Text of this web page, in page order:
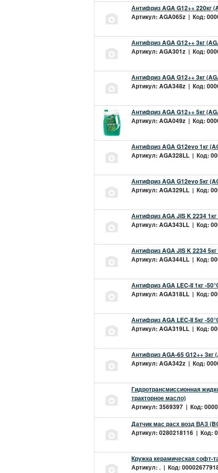
Антифриз AGA G12++ 220кг
Артикул: AGA065z | Код:
Антифриз AGA G12++ 3кг
Артикул: AGA301z | Код:
Антифриз AGA G12++ 3кг
Артикул: AGA348z | Код:
Антифриз AGA G12++ 5кг
Артикул: AGA049z | Код:
Антифриз AGA G12evo 1кг
Артикул: AGA328LL | Код:
Антифриз AGA G12evo 5кг
Артикул: AGA329LL | Код:
Антифриз AGA JIS K 2234
Артикул: AGA343LL | Код:
Антифриз AGA JIS K 2234
Артикул: AGA344LL | Код:
Антифриз AGA LEC-II 1кг -
Артикул: AGA318LL | Код:
Антифриз AGA LEC-II 5кг -
Артикул: AGA319LL | Код:
Антифриз AGA-65 G12++ 3кг
Артикул: AGA342z | Код:
Гидротрансмиссионная
тракторное масло)
Артикул: 3569397 | Код:
Датчик мас расх возд ВАЗ
Артикул: 0280218116 | Код:
Кружка керамическая софт-
Артикул: . | Код: